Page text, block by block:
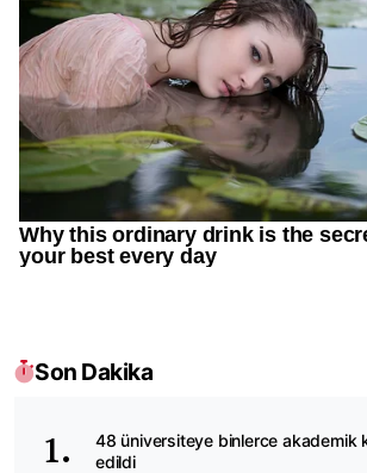
Son Dakika
48 üniversiteye binlerce akademik
edildi